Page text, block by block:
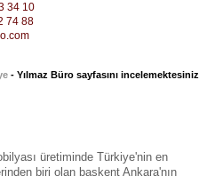
34 10
74 88
- Yılmaz Büro sayfasını incelemektesiniz
üretiminde Türkiye'nin en
biri olan başkent Ankara'nın